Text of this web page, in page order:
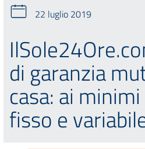
22 luglio 2019
di garanzia
casa: ai
fisso e